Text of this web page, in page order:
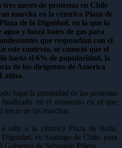
meses de protestas en Chile
marcha en la céntrica Plaza de
de la Dignidad, en la que la
y lanzó botes de gas para
que respondían con el
este contexto, se conoció que el
hasta el 6% de popularidad, la
de los dirigentes de América
Latina.
bajar la intensidad de las protestas
en el momento en el que
inicio de las marchas.
salir a la céntrica Plaza de Italia,
en Santiago de Chile, para
Gobierno de Sebastián Piñera.